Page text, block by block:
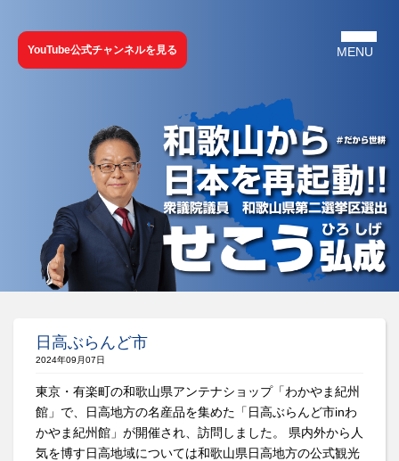
YouTube公式チャンネルを見る
日高ぶらんど市
2024年09月07日
東京・有楽町の和歌山県アンテナショップ「わかやま紀州
館」で、日高地方の名産品を集めた「日高ぶらんど市inわ
かやま紀州館」が開催され、訪問しました。 県内外から人
気を博す日高地域については和歌山県日高地方の公式観光